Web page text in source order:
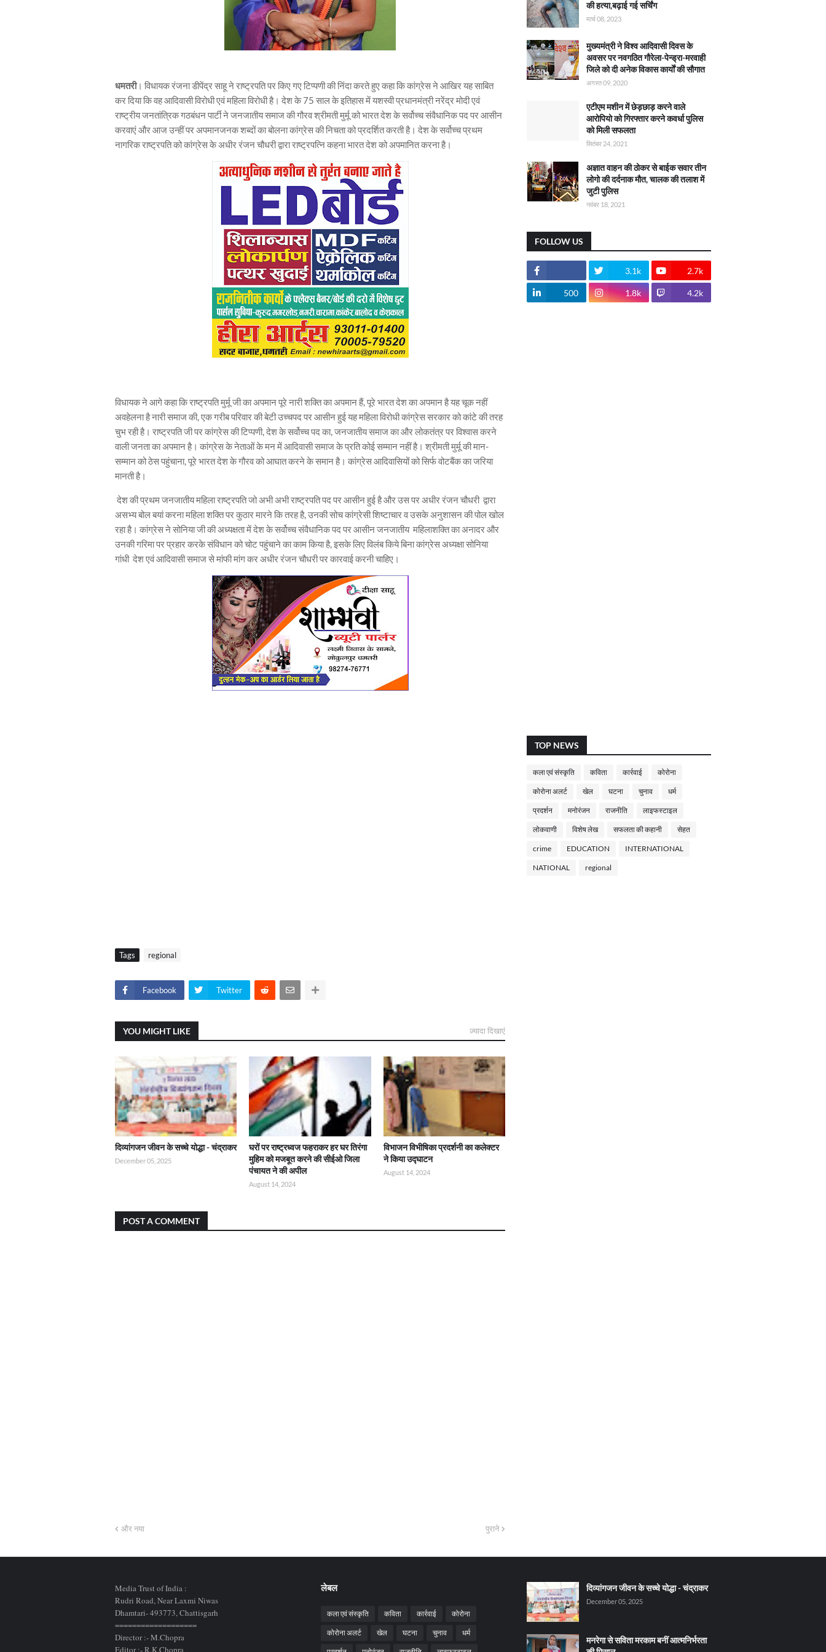
धमतरी। विधायक रंजना डीपेंद्र साहू ने राष्ट्रपति पर किए गए टिप्पणी की निंदा करते हुए कहा कि कांग्रेस ने आखिर यह साबित
कर दिया कि वह आदिवासी विरोधी एवं महिला विरोधी है। देश के 75 साल के इतिहास में यशस्वी प्रधानमंत्री नरेंद्र मोदी एवं
राष्ट्रीय जनतांत्रिक गठबंधन पार्टी ने जनजातीय समाज की गौरव श्रीमती मुर्मू को भारत देश के सर्वोच्च संवैधानिक पद पर आसीन
करवाएं और आज उन्हीं पर अपमानजनक शब्दों का बोलना कांग्रेस की निचता को प्रदर्शित करती है। देश के सर्वोच्च प्रथम
नागरिक राष्ट्रपति को कांग्रेस के अधीर रंजन चौधरी द्वारा राष्ट्रपत्नि कहना भारत देश को अपमानित करना है।
विधायक ने आगे कहा कि राष्ट्रपति मुर्मू जी का अपमान पूरे नारी शक्ति का अपमान हैं, पूरे भारत देश का अपमान है यह चूक नहीं
अवहेलना है नारी समाज की, एक गरीब परिवार की बेटी उच्चपद पर आसीन हुई यह महिला विरोधी कांग्रेस सरकार को कांटे की तरह
चुभ रही है। राष्ट्रपति जी पर कांग्रेस की टिप्पणी, देश के सर्वोच्च पद का, जनजातीय समाज का और लोकतंत्र पर विश्वास करने
वाली जनता का अपमान है। कांग्रेस के नेताओं के मन में आदिवासी समाज के प्रति कोई सम्मान नहीं है। श्रीमती मुर्मू की मान-
सम्मान को ठेस पहुंचाना, पूरे भारत देश के गौरव को आघात करने के समान है। कांग्रेस आदिवासियों को सिर्फ वोटबैंक का जरिया
मानती है।
देश की प्रथम जनजातीय महिला राष्ट्रपति जो अभी अभी राष्ट्रपति पद पर आसीन हुई है और उस पर अधीर रंजन चौधरी द्वारा
असभ्य बोल बयां करना महिला शक्ति पर कुठार मारने कि तरह है, उनकी सोच कांग्रेसी शिष्टाचार व उसके अनुशासन की पोल खोल
रहा है। कांग्रेस ने सोनिया जी की अध्यक्षता में देश के सर्वोच्च संवैधानिक पद पर आसीन जनजातीय महिलाशक्ति का अनादर और
उनकी गरिमा पर प्रहार करके संविधान को चोट पहुंचाने का काम किया है, इसके लिए विलंब किये बिना कांग्रेस अध्यक्षा सोनिया
गांधी देश एवं आदिवासी समाज से मांफी मांग कर अधीर रंजन चौधरी पर कारवाई करनी चाहिए।
Tags regional
Facebook Twitter
YOU MIGHT LIKE ज़्यादा दिखाएं
दिव्यांगजन जीवन के सच्चे योद्धा - चंद्राकर
December 05, 2025
घरों पर राष्ट्रध्वज फहराकर हर घर तिरंगा
मुहिम को मजबूत करने की सीईओ जिला
पंचायत ने की अपील
August 14, 2024
विभाजन विभीषिका प्रदर्शनी का कलेक्टर
ने किया उद्घाटन
August 14, 2024
POST A COMMENT
और नया पुराने
की हत्या,बढ़ाई गई सर्चिंग
मार्च 08, 2023
मुख्यमंत्री ने विश्व आदिवासी दिवस के
अवसर पर नवगठित गौरेला-पेन्ड्रा-मरवाही
जिले को दी अनेक विकास कार्याें की सौगात
अगस्त 09, 2020
एटीएम मशीन में छेड़छाड़ करने वाले
आरोपियो को गिरफ्तार करने कवर्धा पुलिस
को मिली सफलता
सितंबर 24, 2021
अज्ञात वाहन की ठोकर से बाईक सवार तीन
लोगो की दर्दनाक मौत, चालक की तलाश में
जुटी पुलिस
नवंबर 18, 2021
FOLLOW US
3.1k 2.7k
500 1.8k 4.2k
TOP NEWS
कला एवं संस्कृति कविता कार्रवाई कोरोना
कोरोना अलर्ट खेल घटना चुनाव धर्म
प्रदर्शन मनोरंजन राजनीति लाइफस्टाइल
लोकवाणी विशेष लेख सफलता की कहानी सेहत
crime EDUCATION INTERNATIONAL
NATIONAL regional
Media Trust of India :
Rudri Road, Near Laxmi Niwas
Dhamtari- 493773,Chattisgarh
===================
Director :- M.Chopra
Editor :- R.K.Chopra
लेबल
कला एवं संस्कृति कविता कार्रवाई कोरोना
कोरोना अलर्ट खेल घटना चुनाव धर्म
दिव्यांगजन जीवन के सच्चे योद्धा - चंद्राकर
December 05, 2025
मनरेगा से सविता मरकाम बनीं आत्मनिर्भरता